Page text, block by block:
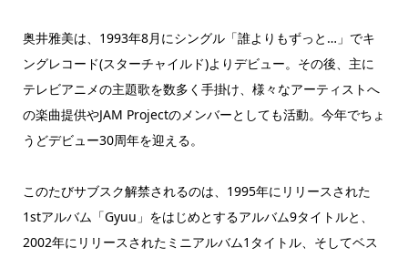
奥井雅美は、1993年8月にシングル「誰よりもずっと…」でキ
ングレコード(スターチャイルド)よりデビュー。その後、主に
テレビアニメの主題歌を数多く手掛け、様々なアーティストへ
の楽曲提供やJAM Projectのメンバーとしても活動。今年でちょ
うどデビュー30周年を迎える。
このたびサブスク解禁されるのは、1995年にリリースされた
1stアルバム「Gyuu」をはじめとするアルバム9タイトルと、
2002年にリリースされたミニアルバム1タイトル、そしてベス